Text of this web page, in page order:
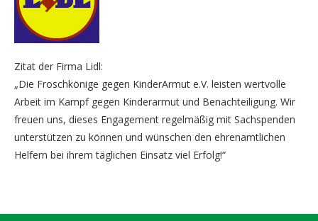
Zitat der Firma Lidl:
„Die Froschkönige gegen KinderArmut e.V. leisten wertvolle
Arbeit im Kampf gegen Kinderarmut und Benachteiligung. Wir
freuen uns, dieses Engagement regelmäßig mit Sachspenden
unterstützen zu können und wünschen den ehrenamtlichen
Helfern bei ihrem täglichen Einsatz viel Erfolg!“